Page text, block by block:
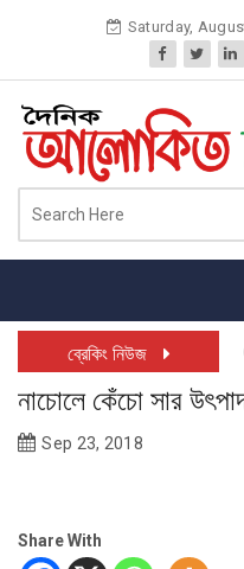
Saturday,
ব্রেকিং নিউজ
নাচোলে কেঁচো সার
Sep 23, 2018
Share With